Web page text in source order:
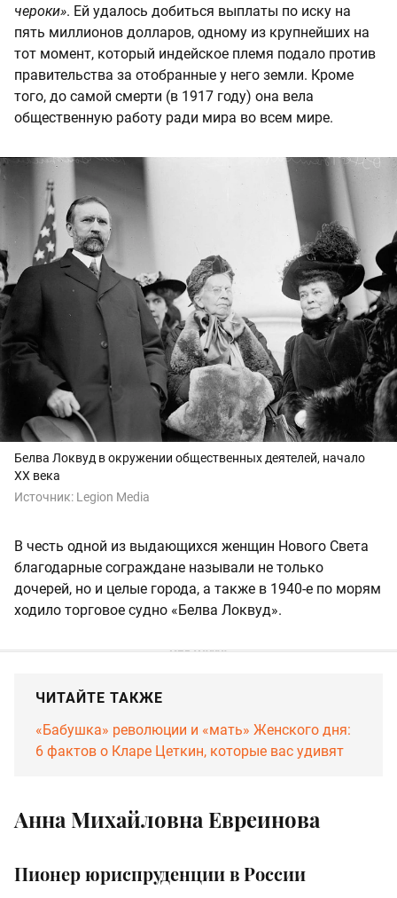
чероки». Ей удалось добиться выплаты по иску на
пять миллионов долларов, одному из крупнейших на
тот момент, который индейское племя подало против
правительства за отобранные у него земли. Кроме
того, до самой смерти (в 1917 году) она вела
общественную работу ради мира во всем мире.
Белва Локвуд в окружении общественных деятелей, начало
XX века
Источник: Legion Media
В честь одной из выдающихся женщин Нового Света
благодарные сограждане называли не только
дочерей, но и целые города, а также в 1940-е по морям
ходило торговое судно «Белва Локвуд».
ЧИТАЙТЕ ТАКЖЕ
«Бабушка» революции и «мать» Женского дня:
6 фактов о Кларе Цеткин, которые вас удивят
Анна Михайловна Евреинова
Пионер юриспруденции в России